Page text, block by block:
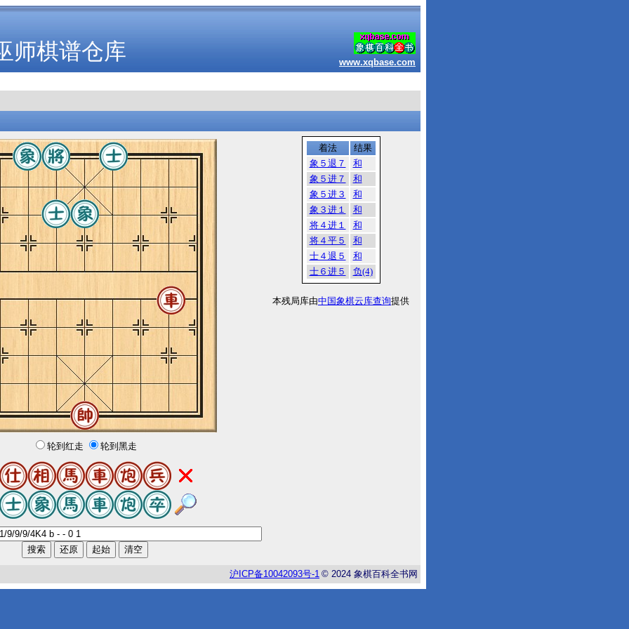
师棋谱仓库 www.xqbase.com
轮到红走 轮到黑走
着法
结果
象５退７
和
象５进７
和
象５进３
和
象３进１
和
将４进１
和
将４平５
和
士４退５
和
士６进５
负(4)
本残局库由中国象棋云库查询提供
沪 ICP备10042093号-1 © 2024 象棋百科全书网